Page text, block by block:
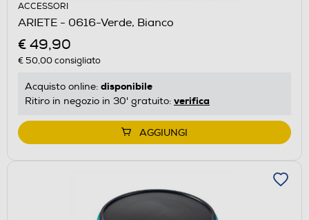
ACCESSORI
ARIETE - 0616-Verde, Bianco
€ 49,90
€ 50,00consigliato
Acquisto online: disponibile
Ritiro in negozio in 30' gratuito: verifica
AGGIUNGI